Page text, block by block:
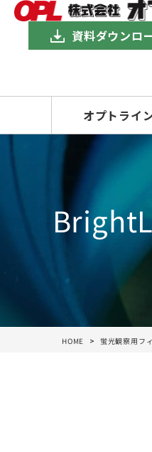
資料ダウンロ
オプトライ
HOME 蛍光観察用フ